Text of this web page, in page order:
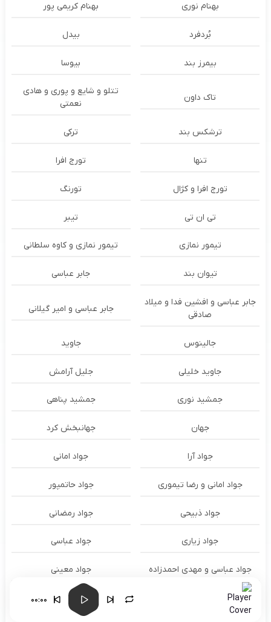
بهنام نوری بهنام کریمی پور
بُردفرد بیدل
بیمرز بند بیوسا
تاک داون
تتلو و شایع و پوری و هادی
نعمتی
ترشكس بند ترکی
تنها تورج افرا
تورج افرا و کژال تورنگ
تی ان تی تیبر
تیمور نمازی تیمور نمازی و کاوه سلطانی
تیوان بند جابر عباسی
جابر عباسی و افشین فدا و میلاد
صادقی
جابر عباسی و امیر گیلانی
جالینوس جاوید
جاوید خلیلی جلیل آرامش
جمشید نوری جمشید پناهی
جهان جهانبخش کرد
جواد آرا جواد امانی
جواد امانی و رضا تیموری جواد حاتمپور
جواد ذبیحی جواد رمضانی
جواد زیاری جواد عباسی
جواد عباسی و مهدی احمدزاده جواد معینی
جواد نکایی 00:00